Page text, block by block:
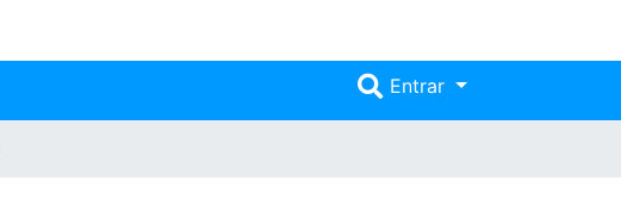
Entrar